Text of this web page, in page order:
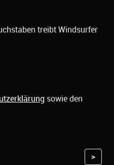
treibt Windsurfer
sowie den
>